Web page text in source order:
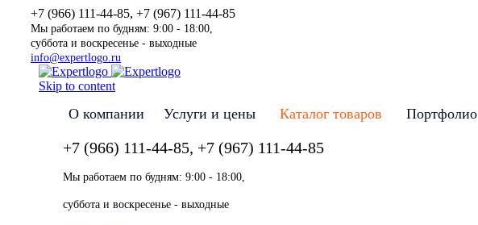
+7 (966) 111-44-85, +7 (967) 111-44-85
Мы работаем по будням: 9:00 - 18:00,
суббота и воскресенье - выходные
info@expertlogo.ru
Skip to content
О компании Услуги и цены Каталог товаров Портфолио
+7 (966) 111-44-85, +7 (967) 111-44-85
Мы работаем по будням: 9:00 - 18:00,
суббота и воскресенье - выходные